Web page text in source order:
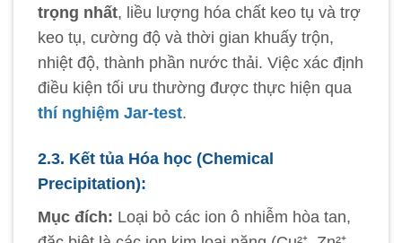
trọng nhất, liều lượng hóa chất keo tụ và trợ
keo tụ, cường độ và thời gian khuấy trộn,
nhiệt độ, thành phần nước thải. Việc xác định
điều kiện tối ưu thường được thực hiện qua
thí nghiệm Jar-test.
2.3. Kết tủa Hóa học (Chemical
Precipitation):
Mục đích: Loại bỏ các ion ô nhiễm hòa tan,